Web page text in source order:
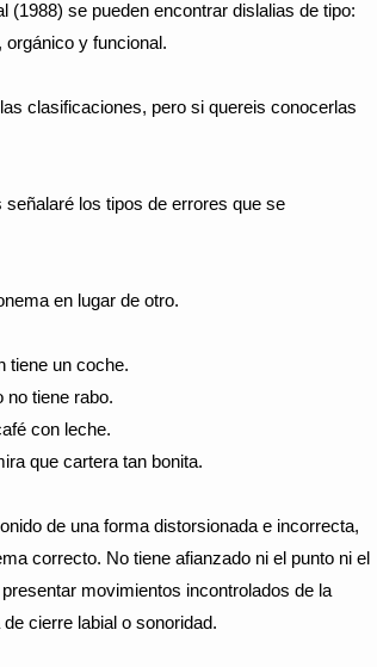
(1988) se pueden encontrar dislalias de tipo:
orgánico y funcional.
clasificaciones, pero si quereis conocerlas
los tipos de errores que se
en lugar de otro.
tiene un coche.
no tiene rabo.
con leche.
que cartera tan bonita.
de una forma distorsionada e incorrecta,
correcto. No tiene afianzado ni el punto ni el
movimientos incontrolados de la
cierre labial o sonoridad.